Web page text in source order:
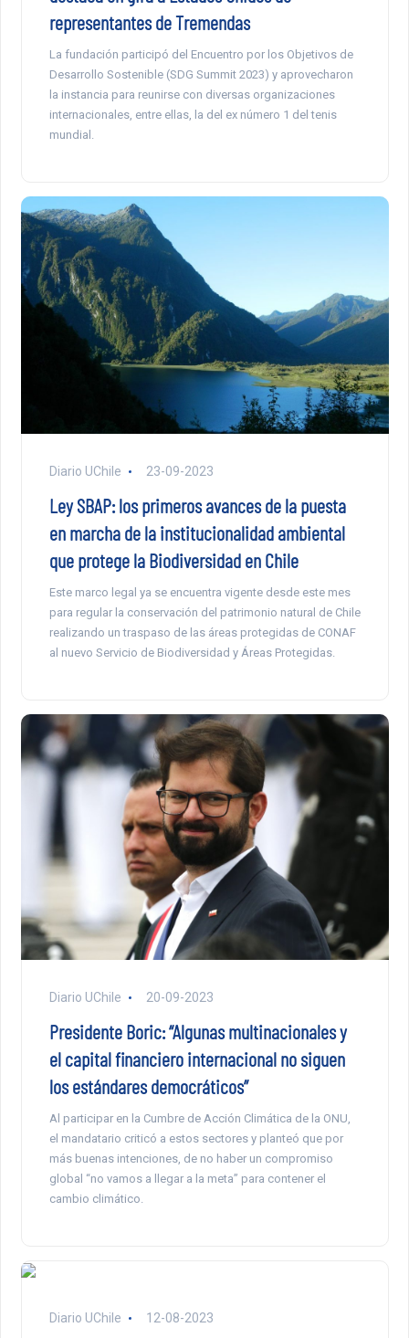
representantes de Tremendas
La fundación participó del Encuentro por los Objetivos de
Desarrollo Sostenible (SDG Summit 2023) y aprovecharon
la instancia para reunirse con diversas organizaciones
internacionales, entre ellas, la del ex número 1 del tenis
mundial.
Diario UChile 23-09-2023
Ley SBAP: los primeros avances de la puesta
en marcha de la institucionalidad ambiental
que protege la Biodiversidad en Chile
Este marco legal ya se encuentra vigente desde este mes
para regular la conservación del patrimonio natural de Chile
realizando un traspaso de las áreas protegidas de CONAF
al nuevo Servicio de Biodiversidad y Áreas Protegidas.
Diario UChile 20-09-2023
Presidente Boric: “Algunas multinacionales y
el capital financiero internacional no siguen
los estándares democráticos”
Al participar en la Cumbre de Acción Climática de la ONU,
el mandatario criticó a estos sectores y planteó que por
más buenas intenciones, de no haber un compromiso
global “no vamos a llegar a la meta” para contener el
cambio climático.
Diario UChile 12-08-2023